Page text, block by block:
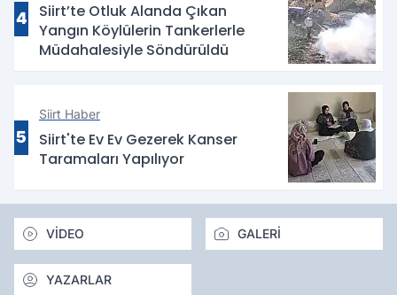
4
Siirt’te Otluk Alanda Çıkan
Yangın Köylülerin Tankerlerle
Müdahalesiyle Söndürüldü
5
Siirt Haber
Siirt'te Ev Ev Gezerek Kanser
Taramaları Yapılıyor
VİDEO GALERİ
YAZARLAR